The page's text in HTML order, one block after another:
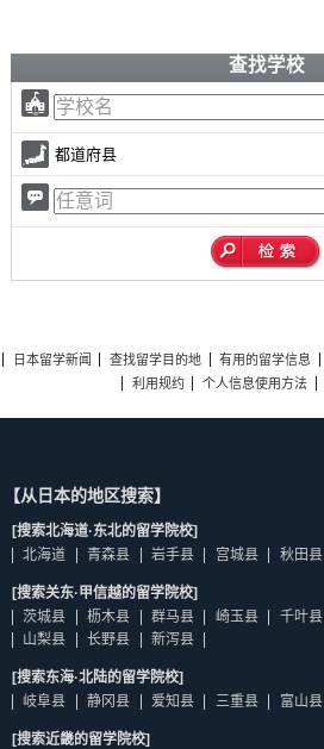
查找学校
都道府县
日本留学新闻 查找留学目的地 有用的留学信息
利用规约
个人信息使用方法
【从日本的地区搜索】
[搜索北海道·东北的留学院校]
北海道
青森县 岩手县 宫城县 秋田县
[搜索关东·甲信越的留学院校]
茨城县
枥木县 群马县 崎玉县 千叶县
山梨县
长野县 新泻县
[搜索东海·北陆的留学院校]
岐阜县
静冈县 爱知县 三重县 富山县
[搜索近畿的留学院校]